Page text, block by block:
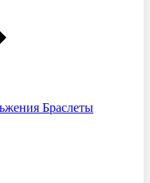
Браслеты